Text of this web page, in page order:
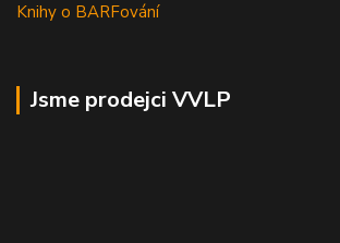
Knihy o BARFování
Jsme prodejci VVLP